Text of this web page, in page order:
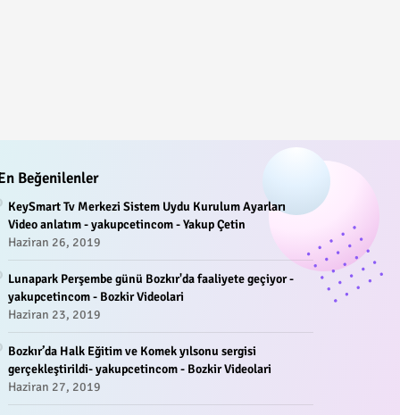
Beğenilenler
KeySmart Tv Merkezi Sistem Uydu Kurulum Ayarları
Video anlatım - yakupcetincom - Yakup Çetin
Haziran 26, 2019
Lunapark Perşembe günü Bozkır'da faaliyete geçiyor -
yakupcetincom - Bozkir Videolari
Haziran 23, 2019
Bozkır’da Halk Eğitim ve Komek yılsonu sergisi
gerçekleştirildi- yakupcetincom - Bozkir Videolari
Haziran 27, 2019